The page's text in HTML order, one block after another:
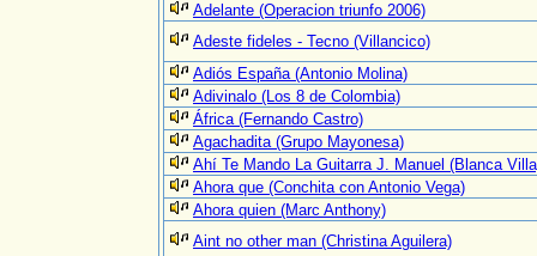
Adelante (Operacion triunfo 2006)
Adeste fideles - Tecno (Villancico)
Adiós España (Antonio Molina)
Adivinalo (Los 8 de Colombia)
África (Fernando Castro)
Agachadita (Grupo Mayonesa)
Ahí Te Mando La Guitarra J. Manuel (Blanca
Ahora que (Conchita con Antonio Vega)
Ahora quien (Marc Anthony)
Aint no other man (Christina Aguilera)